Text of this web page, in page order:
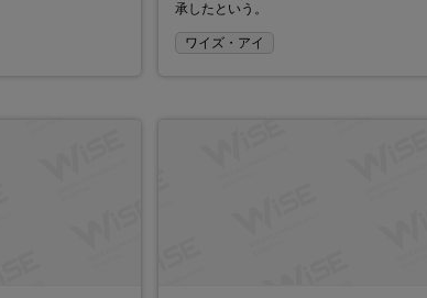
承したという。
ワイズ・アイ